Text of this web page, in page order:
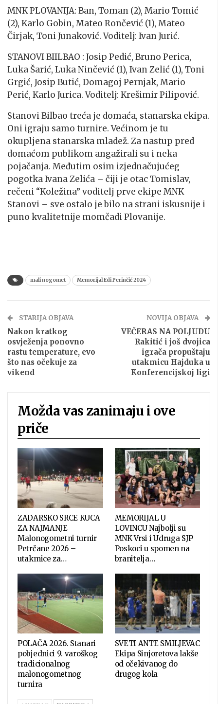
MNK PLOVANIJA: Ban, Toman (2), Mario Tomić
(2), Karlo Gobin, Mateo Rončević (1), Mateo
Čirjak, Toni Junaković. Voditelj: Ivan Jurić.
STANOVI BIILBAO : Josip Pedić, Bruno Perica,
Luka Šarić, Luka Ninčević (1), Ivan Zelić (1), Toni
Grgić, Josip Butić, Domagoj Pernjak, Mario
Perić, Karlo Jurica. Voditelj: Krešimir Pilipović.
Stanovi Bilbao treća je domaća, stanarska ekipa.
Oni igraju samo turnire. Većinom je tu
okupljena stanarska mladež. Za nastup pred
domaćom publikom angažirali su i neka
pojačanja. Međutim osim izjednačujućeg
pogotka Ivana Zelića – čiji je otac Tomislav,
rečeni “Koležina” voditelj prve ekipe MNK
Stanovi – sve ostalo je bilo na strani iskusnije i
puno kvalitetnije momčadi Plovanije.
mali nogomet Memorijal Edi Perinčić 2024
STARIJA OBJAVA
Nakon kratkog
osvježenja ponovno
rastu temperature, evo
što nas očekuje za
vikend
NOVIJA OBJAVA
VEČERAS NA POLJUDU
Rakitić i još dvojica
igrača propuštaju
utakmicu Hajduka u
Konferencijskoj ligi
Možda vas zanimaju i ove
priče
ZADARSKO SRCE KUCA
ZA NAJMANJE
Malonogometni turnir
Petrčane 2026 –
utakmice za…
MEMORIJAL U
LOVINCU Najbolji su
MNK Vrsi i Udruga SJP
Poskoci u spomen na
branitelja…
POLAČA 2026. Stanari
pobjednici 9. varoškog
tradicionalnog
malonogometnog
turnira
SVETI ANTE SMILJEVAC
Ekipa Sinjoretova lakše
od očekivanog do
drugog kola